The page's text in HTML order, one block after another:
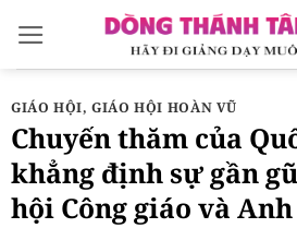
qua
nội
dung
GIÁO HỘI,GIÁO HỘI HOÀN VŨ
Chuyến thăm của
khẳng định sự gần
hội Công giáo và